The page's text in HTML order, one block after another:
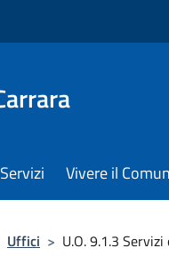
Servizi Vivere il
Uffici > U.O. 9.1.3